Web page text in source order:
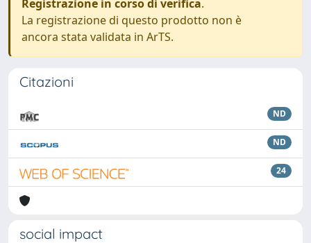
Registrazione in corso di verifica.
La registrazione di questo prodotto non è
ancora stata validata in ArTS.
Citazioni
ND
ND
24
social impact